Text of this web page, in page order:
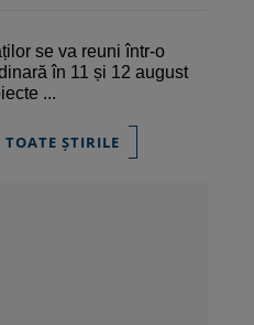
se va reuni într-o
în 11 și 12 august
...
TOATE ȘTIRILE